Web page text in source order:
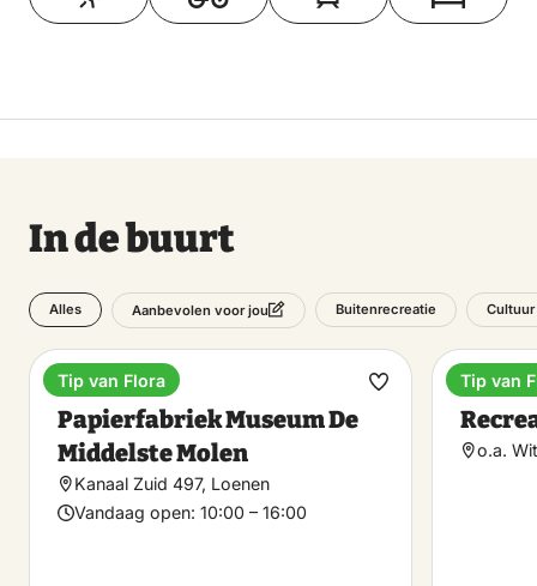
In de buurt
Alles Aanbevolen voor jou Buitenrecreatie Cultuur
Museum
Papierfabriek Museum De
Middelste Molen
Kanaal Zuid 497, Loenen
Vandaag open: 10:00 – 16:00
Tip van Flora
Maak
o.a.
Tip van